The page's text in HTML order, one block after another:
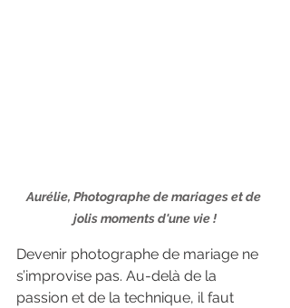
Aurélie, Photographe de mariages et de
jolis moments d'une vie !
Devenir photographe de mariage ne
s’improvise pas. Au-delà de la
passion et de la technique, il faut